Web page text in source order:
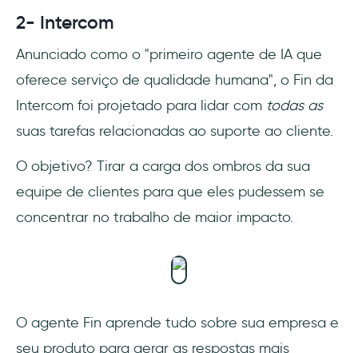
2- Intercom
Anunciado como o "primeiro agente de IA que
oferece serviço de qualidade humana", o Fin da
Intercom foi projetado para lidar com todas as
suas tarefas relacionadas ao suporte ao cliente.
O objetivo? Tirar a carga dos ombros da sua
equipe de clientes para que eles pudessem se
concentrar no trabalho de maior impacto.
O agente Fin aprende tudo sobre sua empresa e
seu produto para gerar as respostas mais